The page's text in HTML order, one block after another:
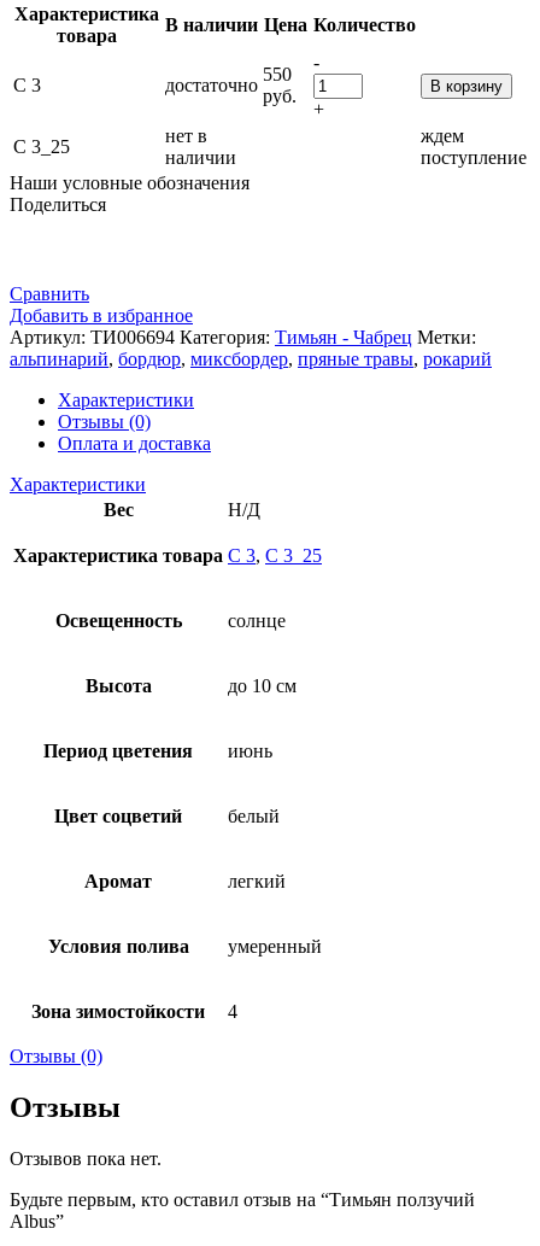
Характеристика
товара
В наличии Цена Количество
С 3 достаточно
550
руб.
-
+
В корзину
С 3_25
нет в
наличии
ждем
поступление
Наши условные обозначения
Поделиться
Сравнить
Добавить в избранное
Артикул: ТИ006694 Категория: Тимьян - Чабрец Метки:
альпинарий, бордюр, миксбордер, пряные травы, рокарий
Характеристики
Отзывы (0)
Оплата и доставка
Характеристики
Вес
Н/Д
Характеристика товара С 3, С 3_25
Освещенность солнце
Высота до 10 см
Период цветения июнь
Цвет соцветий белый
Аромат легкий
Условия полива умеренный
Зона зимостойкости 4
Отзывы (0)
Отзывы
Отзывов пока нет.
Будьте первым, кто оставил отзыв на “Тимьян ползучий
Albus”